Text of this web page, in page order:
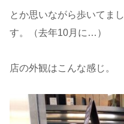
とか思いながら歩いてま
す。（去年10月に…）
店の外観はこんな感じ。